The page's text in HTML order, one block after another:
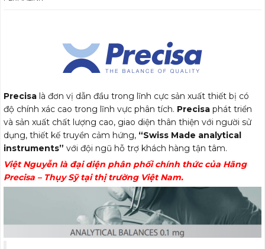
Precisa là đơn vị dẫn đầu trong lĩnh cực sản xuất thiết bị có
độ chính xác cao trong lĩnh vực phân tích. Precisa phát triển
và sản xuất chất lượng cao, giao diện thân thiện với người sử
dụng, thiết kế truyền cảm hứng, “Swiss Made analytical
instruments” với đội ngũ hỗ trợ khách hàng tận tâm.
Việt Nguyễn là đại diện phân phối chính thức của Hãng
Precisa – Thụy Sỹ tại thị trường Việt Nam.